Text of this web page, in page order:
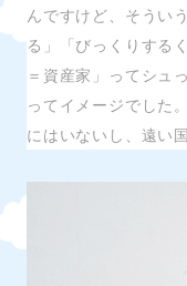
んですけど、そうい
る」「びっくりする
＝資産家」ってシュ
ってイメージでした
にはいないし、遠い